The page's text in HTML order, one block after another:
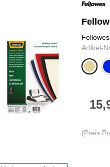
Artikel-
elfenbein
(Preis